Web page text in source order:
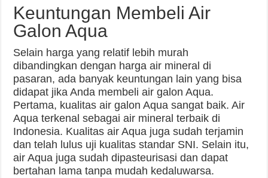
Keuntungan Membeli Air
Galon Aqua
Selain harga yang relatif lebih murah
dibandingkan dengan harga air mineral di
pasaran, ada banyak keuntungan lain yang bisa
didapat jika Anda membeli air galon Aqua.
Pertama, kualitas air galon Aqua sangat baik. Air
Aqua terkenal sebagai air mineral terbaik di
Indonesia. Kualitas air Aqua juga sudah terjamin
dan telah lulus uji kualitas standar SNI. Selain itu,
air Aqua juga sudah dipasteurisasi dan dapat
bertahan lama tanpa mudah kedaluwarsa.